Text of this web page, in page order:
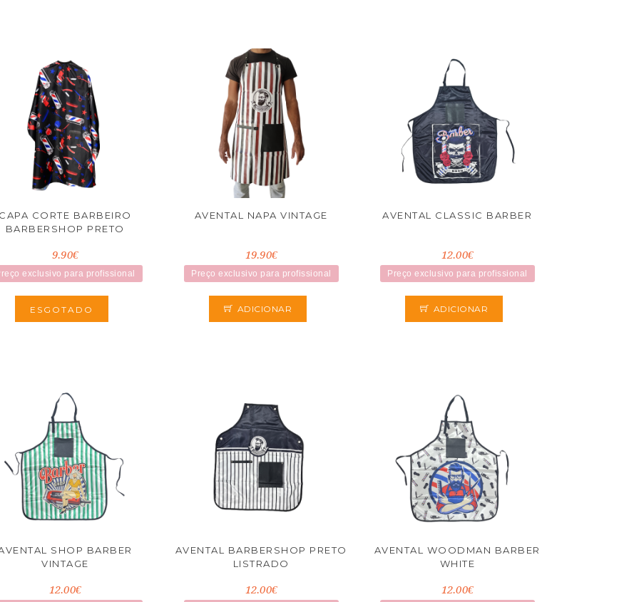
CORTE BARBEIRO
BARBERSHOP PRETO
9.90€
exclusivo para profissional
ESGOTADO
AVENTAL NAPA VINTAGE
19.90€
Preço exclusivo para profissional
ADICIONAR
AVENTAL CLASSIC BARBER
12.00€
Preço exclusivo para profissional
ADICIONAR
SHOP BARBER
VINTAGE
12.00€
AVENTAL BARBERSHOP PRETO
LISTRADO
12.00€
AVENTAL WOODMAN BARBER
WHITE
12.00€